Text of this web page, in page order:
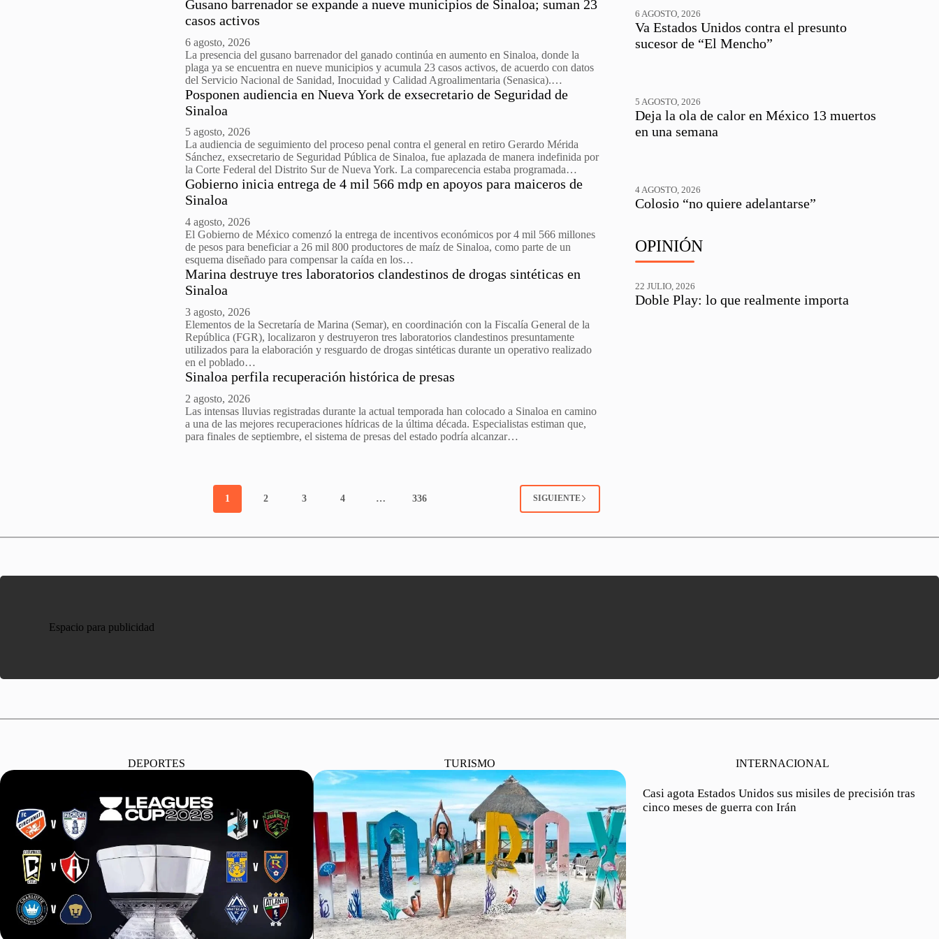
Gusano barrenador se expande a nueve municipios de Sinaloa; suman 23
casos activos
6 agosto, 2026
La presencia del gusano barrenador del ganado continúa en aumento en Sinaloa, donde la
plaga ya se encuentra en nueve municipios y acumula 23 casos activos, de acuerdo con datos
del Servicio Nacional de Sanidad, Inocuidad y Calidad Agroalimentaria (Senasica).…
Posponen audiencia en Nueva York de exsecretario de Seguridad de
Sinaloa
5 agosto, 2026
La audiencia de seguimiento del proceso penal contra el general en retiro Gerardo Mérida
Sánchez, exsecretario de Seguridad Pública de Sinaloa, fue aplazada de manera indefinida por
la Corte Federal del Distrito Sur de Nueva York. La comparecencia estaba programada…
Gobierno inicia entrega de 4 mil 566 mdp en apoyos para maiceros de
Sinaloa
4 agosto, 2026
El Gobierno de México comenzó la entrega de incentivos económicos por 4 mil 566 millones
de pesos para beneficiar a 26 mil 800 productores de maíz de Sinaloa, como parte de un
esquema diseñado para compensar la caída en los…
Marina destruye tres laboratorios clandestinos de drogas sintéticas en
Sinaloa
3 agosto, 2026
Elementos de la Secretaría de Marina (Semar), en coordinación con la Fiscalía General de la
República (FGR), localizaron y destruyeron tres laboratorios clandestinos presuntamente
utilizados para la elaboración y resguardo de drogas sintéticas durante un operativo realizado
en el poblado…
Sinaloa perfila recuperación histórica de presas
2 agosto, 2026
Las intensas lluvias registradas durante la actual temporada han colocado a Sinaloa en camino
a una de las mejores recuperaciones hídricas de la última década. Especialistas estiman que,
para finales de septiembre, el sistema de presas del estado podría alcanzar…
1 2 3 4 … 336 SIGUIENTE
6 AGOSTO, 2026
Va Estados Unidos contra el presunto
sucesor de “El Mencho”
5 AGOSTO, 2026
Deja la ola de calor en México 13 muertos
en una semana
4 AGOSTO, 2026
Colosio “no quiere adelantarse”
OPINIÓN
22 JULIO, 2026
Doble Play: lo que realmente importa
Espacio para publicidad
DEPORTES TURISMO INTERNACIONAL
Casi agota Estados Unidos sus misiles de precisión tras
cinco meses de guerra con Irán